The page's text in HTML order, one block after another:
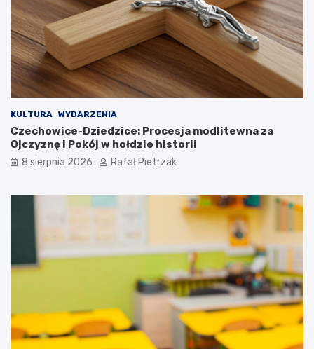
KULTURA WYDARZENIA
Czechowice-Dziedzice: Procesja modlitewna za
Ojczyznę i Pokój w hołdzie historii
8 sierpnia 2026 Rafał Pietrzak